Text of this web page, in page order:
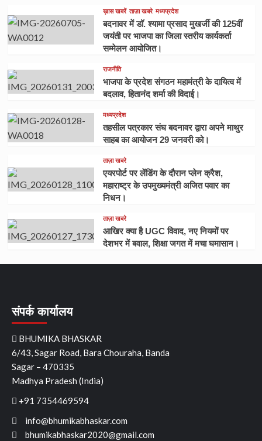
ख़ास खबरें ताज़ा खबरे मध्यप्रदेश
बदनावर में डॉ. श्यामा प्रसाद मुखर्जी की 125वीं
जयंती पर भाजपा का जिला स्तरीय कार्यकर्ता
सम्मेलन आयोजित।
राजनीति
भाजपा के प्रदेश संगठन महामंत्री के दायित्व में
बदलाव, हितानंद शर्मा की विदाई।
मध्यप्रदेश
तहसील पत्रकार संघ बदनावर द्वारा अपने माथुर
साहब का आयोजन 29 जनवरी को।
ताज़ा खबरे
एयरपोर्ट पर लेंडिंग के दौरान प्लेन क्रैश,
महाराष्ट्र के उपमुख्यमंत्री अजित पवार का
निधन।
ताज़ा खबरे
आखिर क्या है UGC विवाद, नए नियमों पर
देशभर में बवाल, शिक्षा जगत में मचा घमासान।
संपर्क कार्यालय
BHUMIKA BHASKAR
6/43, Sagar Road, Bara Chouraha, Banda
Sagar – 470335
Madhya Pradesh (India)
+91 7354469594
info@bhumikabhaskar.com
bhumikabhaskar2020@gmail.com